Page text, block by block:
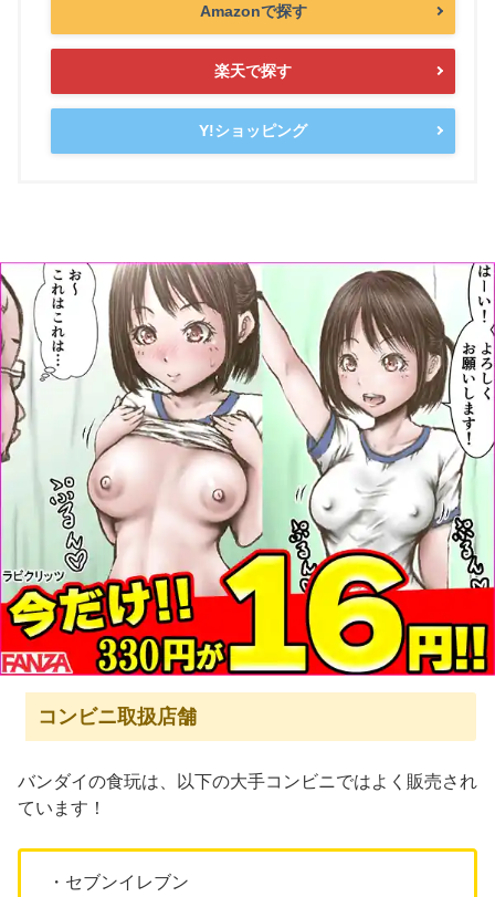
Amazonで探す
楽天で探す
Y!ショッピング
コンビニ取扱店舗
バンダイの食玩は、以下の大手コンビニではよく販売され
ています！
・セブンイレブン